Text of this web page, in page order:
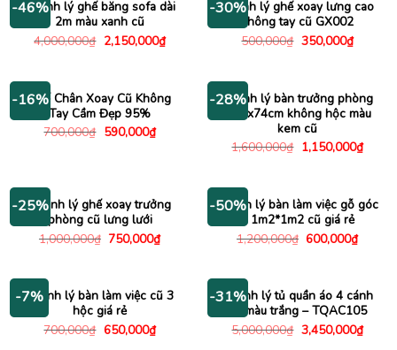
-46%
Thanh lý ghế băng sofa dài
2m màu xanh cũ
4,000,000₫ Giá
gốc
2,150,000₫Giá
hiện
2,150,000₫.
-30%
Thanh lý ghế xoay lưng cao
không tay cũ GX002
500,000₫ Giá
350,000₫Giá
hiện
-16%
Ghế Chân Xoay Cũ Không
Tay Cầm Đẹp 95%
700,000₫ Giá
590,000₫Giá
hiện
-28%
Thanh lý bàn trưởng phòng
1m6x74cm không hộc màu
kem cũ
1,600,000₫ Giá
gốc
1,150,000₫Giá
hiện
-25%Thanh lý ghế xoay trưởng
phòng cũ lưng lưới
1,000,000₫ Giá
750,000₫Giá
hiện
750,000₫.
-50%
Thanh lý bàn làm việc gỗ góc
L 1m2*1m2 cũ giá rẻ
1,200,000₫ Giá
600,000₫Giá
hiện
-7%
Thanh lý bàn làm việc cũ 3
hộc giá rẻ
700,000₫ Giá
650,000₫Giá
hiện
-31%
Thanh lý tủ quần áo 4 cánh
cũ màu trắng – TQAC105
5,000,000₫ Giá
gốc
3,450,000₫Giá
hiện